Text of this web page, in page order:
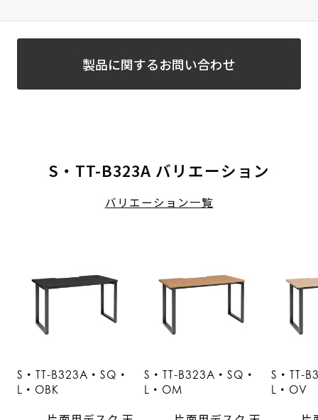
製品に関するお問い合わせ
S・TT-B323A バリエーション
バリエーション一覧
S・TT-B323A・SQ・
L・OBK
S・TT-B323A・SQ・
L・OM
S・TT-
L・OV